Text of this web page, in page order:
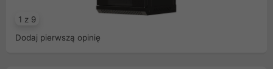
1 z 9
Dodaj pierwszą opinię